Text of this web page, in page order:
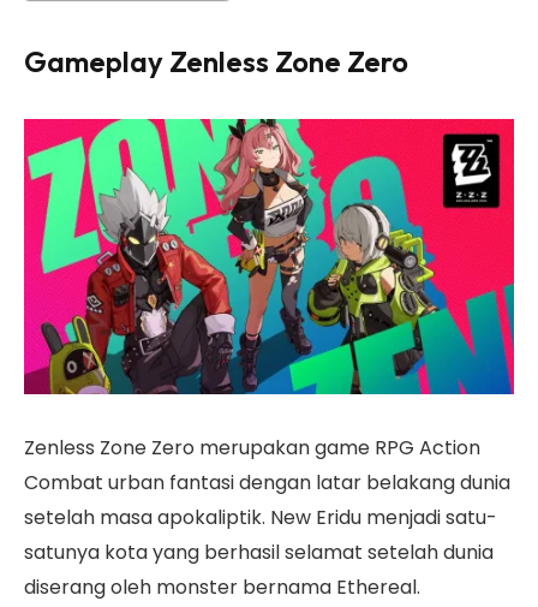
Gameplay Zenless Zone Zero
Zenless Zone Zero merupakan game RPG Action
Combat urban fantasi dengan latar belakang dunia
setelah masa apokaliptik. New Eridu menjadi satu-
satunya kota yang berhasil selamat setelah dunia
diserang oleh monster bernama Ethereal.